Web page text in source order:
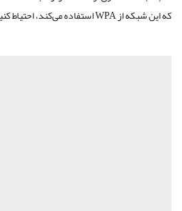
که این شبکه از WPA استفاده می‌کند، احتیاط کنید!